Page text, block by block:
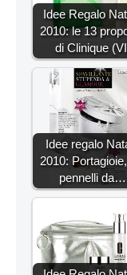
Idee Regalo
2010: le 13
di Clinique
Idee regalo
2010:
pennelli da…